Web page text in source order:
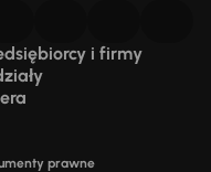
i firmy
prawne